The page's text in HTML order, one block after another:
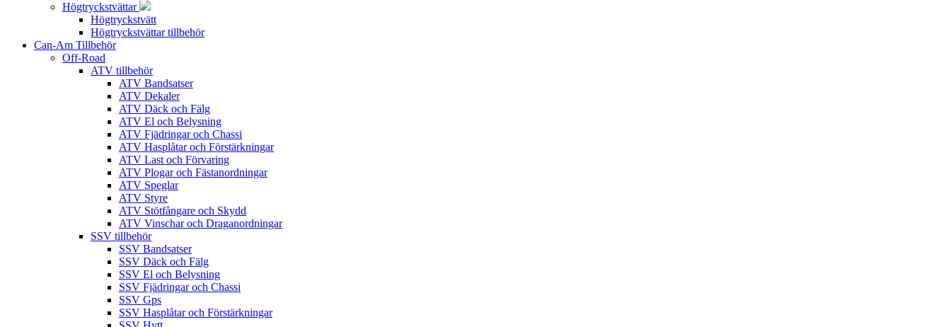
Högtryckstvättar
Högtryckstvätt
Högtryckstvättar tillbehör
Can-Am Tillbehör
Off-Road
ATV tillbehör
ATV Bandsatser
ATV Dekaler
ATV Däck och Fälg
ATV El och Belysning
ATV Fjädringar och Chassi
ATV Hasplåtar och Förstärkningar
ATV Last och Förvaring
ATV Plogar och Fästanordningar
ATV Speglar
ATV Styre
ATV Stötfångare och Skydd
ATV Vinschar och Draganordningar
SSV tillbehör
SSV Bandsatser
SSV Däck och Fälg
SSV El och Belysning
SSV Fjädringar och Chassi
SSV Gps
SSV Hasplåtar och Förstärkningar